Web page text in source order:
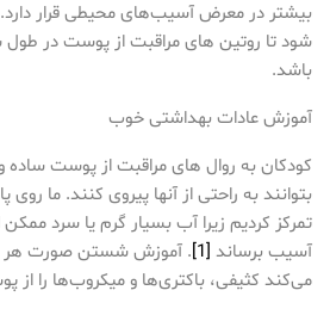
بیشتر در معرض آسیب‌های محیطی قرار دارد.
شود تا روتین های مراقبت از پوست در طول
باشد.
آموزش عادات بهداشتی خوب
کودکان به روال های مراقبت از پوست ساده و
بتوانند به راحتی از آنها پیروی کنند. ما روی
تمرکز کردیم زیرا آب بسیار گرم یا سرد
آسیب برساند [1]
. آموزش شستن صورت
می‌کند کثیفی، باکتری‌ها و میکروب‌ها را از